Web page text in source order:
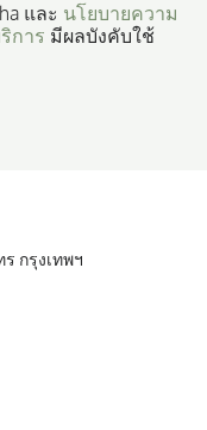
และ นโยบายความ
การ มีผลบังคับใช้
กรุงเทพฯ